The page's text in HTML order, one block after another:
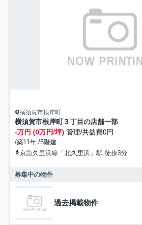
横須賀市根岸町
横須賀市根岸町３丁目の店舗一部
-万円 (0万円/坪) 管理/共益費0円
/築11年 /5階建
京急久里浜線「北久里浜」駅 徒歩3分
募集中の物件
過去掲載物件